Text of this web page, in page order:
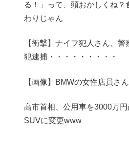
る！」って、頭おかしくね？
わりじゃん
【衝撃】ナイフ犯人さん、
犯逮捕・・・・・・・・・
【画像】BMWの女性店員さ
高市首相、公用車を3000万
SUVに変更www